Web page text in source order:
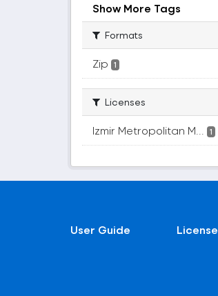
Show More Tags
Formats
Zip 1
Licenses
Izmir Metropolitan M... 1
User Guide License